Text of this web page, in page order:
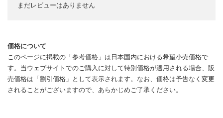
まだレビューはありません
価格について
このページに掲載の「参考価格」は日本国内における希望小売価格で
す。当ウェブサイトでのご購入に対して特別価格が適用される場合、販
売価格は「割引価格」として表示されます。なお、価格は予告なく変更
されることがございますので、あらかじめご了承ください。